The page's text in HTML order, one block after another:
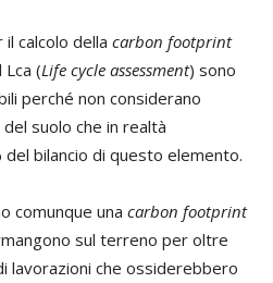
calcolo della carbon footprint
(Life cycle assessment) sono
perché non considerano
suolo che in realtà
del bilancio di questo elemento.
comunque una carbon footprint
sul terreno per oltre
lavorazioni che ossiderebbero